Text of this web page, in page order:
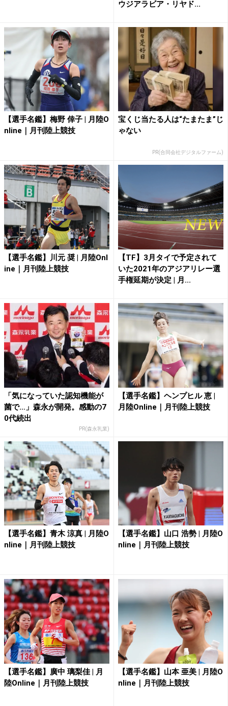
ウジアラビア・リヤド...
【選手名鑑】梅野 倖子 | 月陸O
nline｜月刊陸上競技
宝くじ当たる人は“たまたま”じ
ゃない
PR(合同会社デジタルファーム)
【選手名鑑】川元 奨 | 月陸Onl
ine｜月刊陸上競技
【TF】3月タイで予定されて
いた2021年のアジアリレー選
手権延期が決定 | 月...
「気になっていた認知機能が
菌で…」森永が開発。感動の7
0代続出
PR(森永乳業)
【選手名鑑】ヘンプヒル 恵 |
月陸Online｜月刊陸上競技
【選手名鑑】青木 涼真 | 月陸O
nline｜月刊陸上競技
【選手名鑑】山口 浩勢 | 月陸O
nline｜月刊陸上競技
【選手名鑑】廣中 璃梨佳 | 月
陸Online｜月刊陸上競技
【選手名鑑】山本 亜美 | 月陸O
nline｜月刊陸上競技